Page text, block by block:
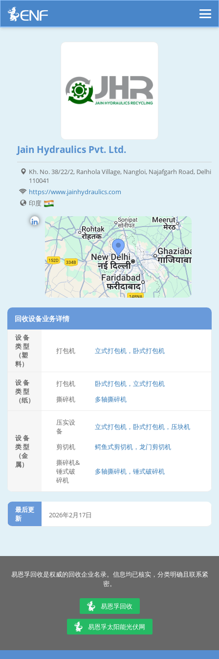
Jain Hydraulics Pvt. Ltd.
Kh. No. 38/22/2, Ranhola Village, Nangloi, Najafgarh Road, Delhi
110041
https://www.jainhydraulics.com
印度
回收设备业务详情
设 备
类 型
（塑
料）
打包机 立式打包机，卧式打包机
设 备
类 型
（纸）
打包机
卧式打包机，立式打包机
撕碎机
多轴撕碎机
设 备
类 型
（金
属）
压实设
备
立式打包机，卧式打包机，压块机
剪切机
鳄鱼式剪切机，龙门剪切机
撕碎机&
锤式破
碎机
多轴撕碎机，锤式破碎机
最后更
新
2026年2月17日
易恩孚回收是权威的回收企业名录。信息均已核实，分类明确且联系紧
密。
易恩孚回收
易恩孚太阳能光伏网